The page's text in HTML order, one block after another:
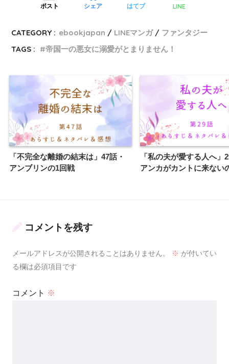
ポスト シェア はてブ LINE
CATEGORY : ebookjapan LINEマンガ
ファンタジー
TAGS :
帝国一の悪女に溺愛がとまりません！
「不完全な離婚の結末は」47話・
アンブリンの1回戦
「私の夫が愛する人へ」
アンカがカントに来ない
コメントを残す
メールアドレスが公開されることはありません。 ※ が付いてい
る欄は必須項目です
コメント ※